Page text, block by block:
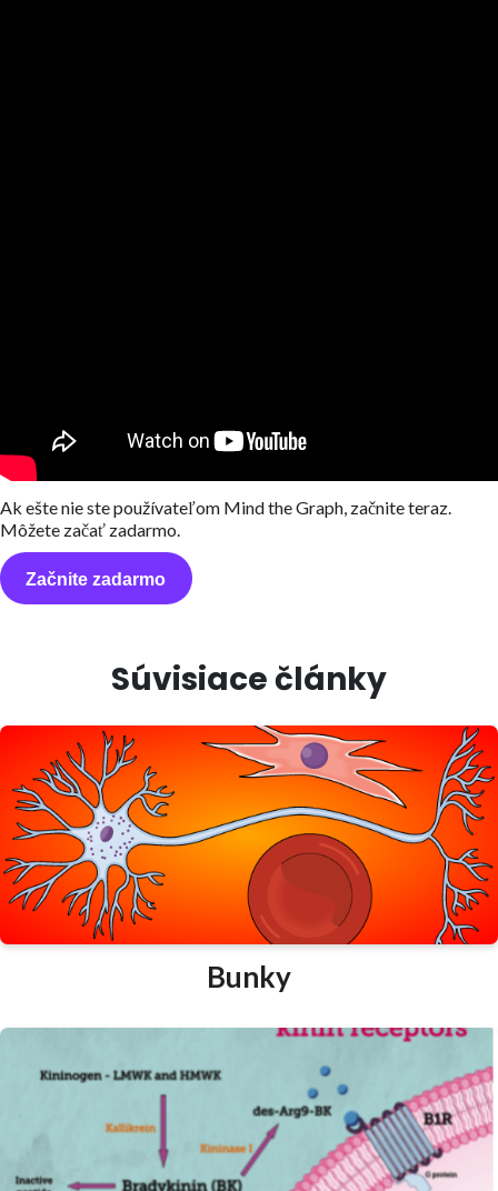
Ak ešte nie ste používateľom Mind the Graph, začnite teraz.
Môžete začať zadarmo.
Začnite zadarmo
Súvisiace články
Bunky